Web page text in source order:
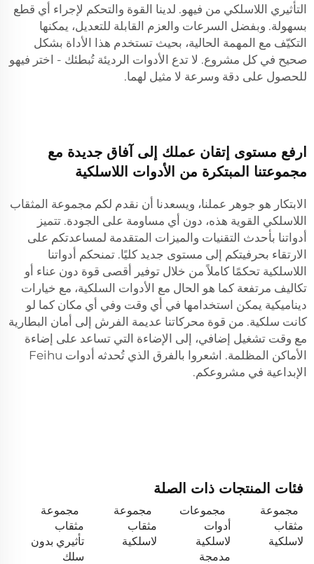
التأثيري اللاسلكي من فيهو. لدينا القوة والتحكم لإجراء أي قطع
بسهولة. وبفضل السرعات والعزم القابلة للتعديل، يمكنها
التكيّف مع المهمة الحالية، بحيث تستخدم هذا الأداة بشكل
صحيح في كل مشروع. لا تدع الأدوات الرديئة تُبطئك - اختر فيهو
للحصول على دقة وسرعة لا مثيل لهما.
ارفع مستوى إتقان عملك إلى آفاق جديدة مع
مجموعتنا المبتكرة من الأدوات اللاسلكية
الابتكار هو جوهر عملنا، ويسعدنا أن نقدم لكم مجموعة المثقاب
اللاسلكي القوية هذه، دون أي مساومة على الجودة. تتميز
أدواتنا بأحدث التقنيات والميزات المتقدمة لمساعدتكم على
الارتقاء بحرفيتكم إلى مستوى جديد كليًا. تمنحكم أدواتنا
اللاسلكية تحكمًا كاملاً من خلال توفير أقصى قوة دون عناء أو
تكاليف مرتفعة كما هو الحال مع الأدوات السلكية، مع خيارات
ديناميكية يمكن استخدامها في أي وقت وفي أي مكان كما لو
كانت سلكية. من قوة محركاتنا عديمة الفرش إلى أمان البطارية
مع وقت تشغيل إضافي، إلى الإضاءة التي تساعد على إضاءة
الأماكن المظلمة. اشعروا بالفرق الذي تُحدثه أدوات Feihu
الإبداعية في مشروعكم.
فئات المنتجات ذات الصلة
مجموعة
مثقاب
لاسلكية
مجموعات
أدوات
لاسلكية
مدمجة
مجموعة
مثقاب
لاسلكية
مجموعة
مثقاب
تأثيري بدون
سلك